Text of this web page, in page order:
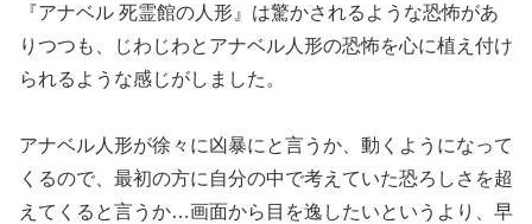
『アナベル 死霊館の人形』は驚かされるような恐怖があ
りつつも、じわじわとアナベル人形の恐怖を心に植え付け
られるような感じがしました。
アナベル人形が徐々に凶暴にと言うか、動くようになって
くるので、最初の方に自分の中で考えていた恐ろしさを超
えてくると言うか…画面から目を逸したいというより、早